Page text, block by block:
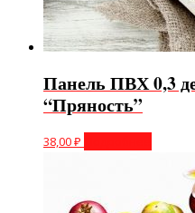
Панель ПВХ 0,3
“Пряность”
38,00₽